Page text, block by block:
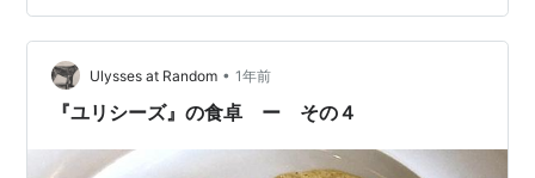
車を持ったことがほとんどない人生でしたが、学生時代
にほしいと思っていたのは軽ではない小さい車。しか
し、あの頃のモデルって多くが3ドアだっ…
Ulysses at Random • 1年前
『ユリシーズ』の食卓 ー その４